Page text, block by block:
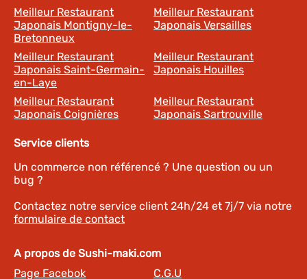
Meilleur Restaurant
Japonais Montigny-le-
Bretonneux
Meilleur Restaurant
Japonais Versailles
Meilleur Restaurant
Japonais Saint-Germain-
en-Laye
Meilleur Restaurant
Japonais Houilles
Meilleur Restaurant
Japonais Coignières
Meilleur Restaurant
Japonais Sartrouville
Service clients
Un commerce non référencé ? Une question ou un
bug ?
Contactez notre service client 24h/24 et 7j/7 via notre
formulaire de contact
A propos de Sushi-maki.com
Page Facebok
C.G.U